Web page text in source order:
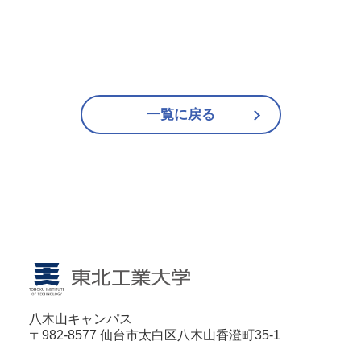
一覧に戻る
八木山キャンパス
〒982-8577 仙台市太白区八木山香澄町35-1